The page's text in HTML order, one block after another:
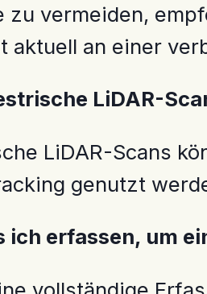
zu vermeiden,
aktuell an einer
LiDAR-
LiDAR-Scans
genutzt
ich erfassen, um